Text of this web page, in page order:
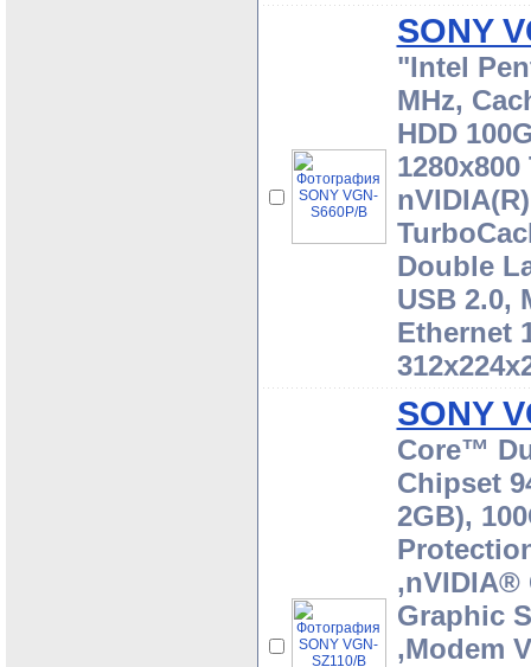
SONY
"Intel
MHz,
HDD
Double
USB 2.0,
Ethernet
SONY
Core™
Chipset
2GB),
,nVIDIA®
Graphic
,Modem